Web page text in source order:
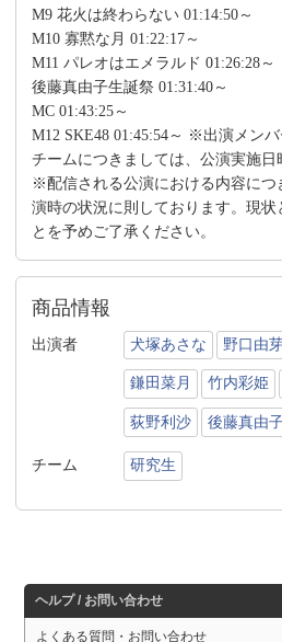
M9 花火は終わらない 01:14:50～
M10 寡黙な月 01:22:17～
M11 パレオはエメラルド 01:26:28～
後藤真由子生誕祭 01:31:40～
MC 01:43:25～
M12 SKE48 01:45:54～ ※出演メン
チームにつきましては、公演実施日
※配信される公演における内容につ
演時の状況に則しております。現状
とを予めご了承ください。
商品情報
出演者 犬塚あさな 野口由
鎌田菜月 竹内彩姫
荻野利沙 後藤真由
チーム 研究生
ヘルプ / お問い合わせ
よくある質問・お問い合わせ